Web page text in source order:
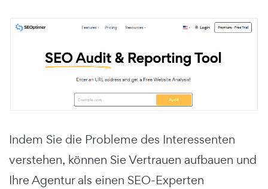
Indem Sie die Probleme des Interessenten
verstehen, können Sie Vertrauen aufbauen und
Ihre Agentur als einen SEO-Experten